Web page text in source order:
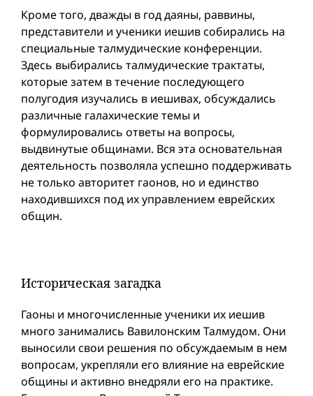
Кроме того, дважды в год даяны, раввины,
представители и ученики иешив собирались на
специальные талмудические конференции.
Здесь выбирались талмудические трактаты,
которые затем в течение последующего
полугодия изучались в иешивах, обсуждались
различные галахические темы и
формулировались ответы на вопросы,
выдвинутые общинами. Вся эта основательная
деятельность позволяла успешно поддерживать
не только авторитет гаонов, но и единство
находившихся под их управлением еврейских
общин.
Историческая загадка
Гаоны и многочисленные ученики их иешив
много занимались Вавилонским Талмудом. Они
выносили свои решения по обсуждаемым в нем
вопросам, укрепляли его влияние на еврейские
общины и активно внедряли его на практике.